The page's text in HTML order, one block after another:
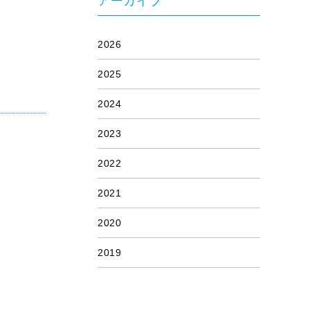
2026
2025
2024
2023
2022
2021
2020
2019